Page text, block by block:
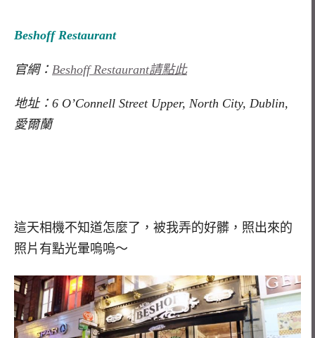
Beshoff Restaurant
官網： Beshoff Restaurant請點此
地址：6 O’Connell Street Upper, North City, Dublin,
愛爾蘭
這天相機不知道怎麼了，被我弄的好髒，照出來的
照片有點光暈嗚嗚～